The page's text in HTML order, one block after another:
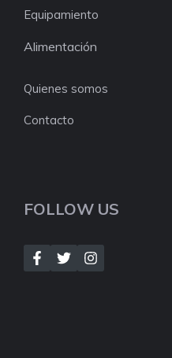
Equipamiento
Alimentación
Quienes somos
Contacto
FOLLOW US